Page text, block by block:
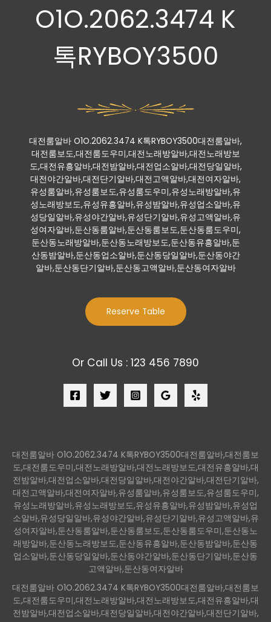
O1O.2062.3474 K
톡RYBOY3500
대전룸알바 O1O.2062.3474 K톡RYBOY3500대전룸알바,
대전룸보도,대전룸도우미,대전노래방알바,대전노래방보
도,대전유흥알바,대전밤알바,대전업소알바,대전당일알바,
대전야간알바,대전단기알바,대전고액알바,대전여자알바,
유성룸알바,유성룸보도,유성룸도우미,유성노래방알바,유
성노래방보도,유성유흥알바,유성밤알바,유성업소알바,유
성당일알바,유성야간알바,유성단기알바,유성고액알바,유
성여자알바,둔산동룸알바,둔산동룸보도,둔산동룸도우미,
둔산동노래방알바,둔산동노래방보도,둔산동유흥알바,둔
산동밤알바,둔산동업소알바,둔산동당일알바,둔산동야간
알바,둔산동단기알바,둔산동고액알바,둔산동여자알바
Reserve Table
Or Call Us : 123 456 7890
대전룸알바 O1O.2062.3474 K톡RYBOY3500대전룸알바,대전룸보
도,대전룸도우미,대전노래방알바,대전노래방보도,대전유흥알바,대
전밤알바,대전업소알바,대전당일알바,대전야간알바,대전단기알바,
대전고액알바,대전여자알바,유성룸알바,유성룸보도,유성룸도우미,
유성노래방알바,유성노래방보도,유성유흥알바,유성밤알바,유성업
소알바,유성당일알바,유성야간알바,유성단기알바,유성고액알바,유
성여자알바,둔산동룸알바,둔산동룸보도,둔산동룸도우미,둔산동노
래방알바,둔산동노래방보도,둔산동유흥알바,둔산동밤알바,둔산동
업소알바,둔산동당일알바,둔산동야간알바,둔산동단기알바,둔산동
고액알바,둔산동여자알바
대전룸알바 O1O.2062.3474 K톡RYBOY3500대전룸알바,대전룸보
도,대전룸도우미,대전노래방알바,대전노래방보도,대전유흥알바,대
전밤알바,대전업소알바,대전당일알바,대전야간알바,대전단기알바,